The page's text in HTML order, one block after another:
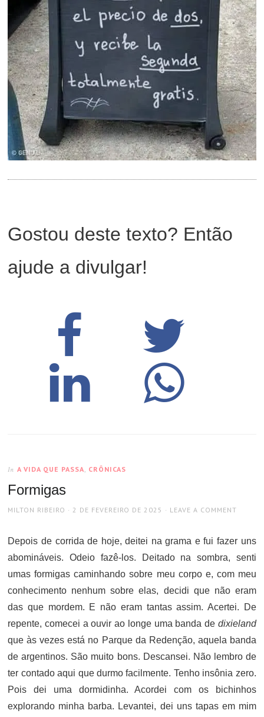
Gostou deste texto? Então
ajude a divulgar!
In A VIDA QUE PASSA, CRÔNICAS
Formigas
AUTHOR
MILTON RIBEIRO
POSTED
2 DE FEVEREIRO DE 2025 LEAVE A COMMENT
Depois de corrida de hoje, deitei na grama e fui fazer uns
abomináveis. Odeio fazê-los. Deitado na sombra, senti
umas formigas caminhando sobre meu corpo e, com meu
conhecimento nenhum sobre elas, decidi que não eram
das que mordem. E não eram tantas assim. Acertei. De
repente, comecei a ouvir ao longe uma banda de dixieland
que às vezes está no Parque da Redenção, aquela banda
de argentinos. São muito bons. Descansei. Não lembro de
ter contado aqui que durmo facilmente. Tenho insônia zero.
Pois dei uma dormidinha. Acordei com os bichinhos
explorando minha barba. Levantei, dei uns tapas em mim